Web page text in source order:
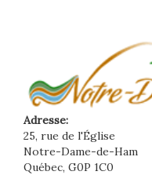
Adresse:
25, rue de l'Église
Notre-Dame-de-Ham
Québec, G0P 1C0